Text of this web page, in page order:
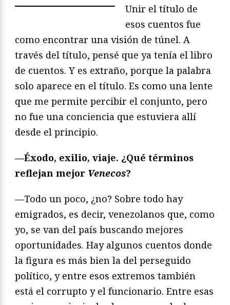
Unir el título de
esos cuentos fue
como encontrar una visión de túnel. A
través del título, pensé que ya tenía el libro
de cuentos. Y es extraño, porque la palabra
solo aparece en el título. Es como una lente
que me permite percibir el conjunto, pero
no fue una conciencia que estuviera allí
desde el principio.
—Éxodo, exilio, viaje. ¿Qué términos
reflejan mejor Venecos?
—Todo un poco, ¿no? Sobre todo hay
emigrados, es decir, venezolanos que, como
yo, se van del país buscando mejores
oportunidades. Hay algunos cuentos donde
la figura es más bien la del perseguido
político, y entre esos extremos también
está el corrupto y el funcionario. Entre esas